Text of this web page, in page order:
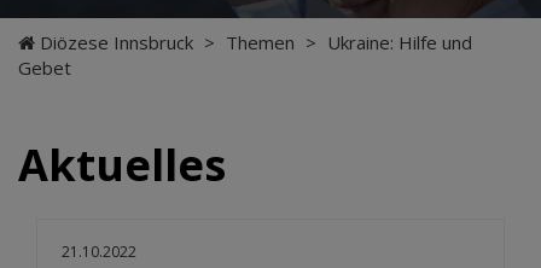
Diözese Innsbruck > Themen > Ukraine: Hilfe und
Gebet
Aktuelles
21.10.2022